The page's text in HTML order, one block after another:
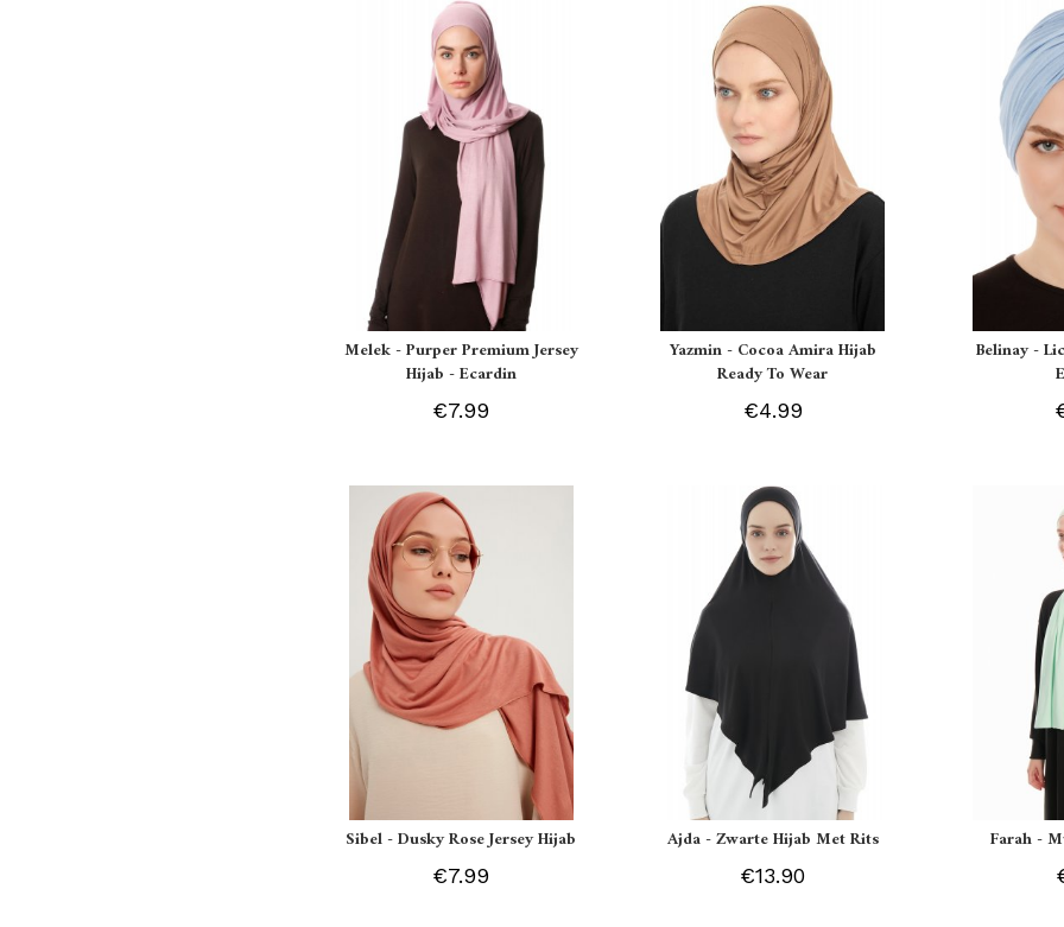
Melek - Purper Premium Jersey
Hijab - Ecardin
€7.99
Yazmin - Cocoa Amira Hijab
Ready To Wear
€4.99
Belinay -
Sibel - Dusky Rose Jersey Hijab
€7.99
Ajda - Zwarte Hijab Met Rits
€13.90
Farah -